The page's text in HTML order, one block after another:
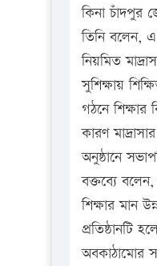
কিনা চাঁদপুর
তিনি বলেন, এ
নিয়মিত
সুশিক্ষায়
গঠনে শিক্ষার
কারণ
অনুষ্ঠানে
বক্তব্যে
শিক্ষার মান
প্রতিষ্ঠানটি
অবকাঠামোর